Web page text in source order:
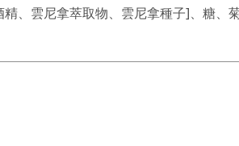
、雲尼拿萃取物、雲尼拿種子]、糖、